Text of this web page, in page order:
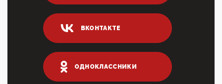
ИНН для переводов по СБП это первый шаг из
логических двухЗаполнение ИНН при любых
переводах по ...
03:35, 10 Апреля 2026
Суммарное вознаграждение менеджменту в 15
крупных банках по итогам 2025 года превысило 63
млрд руб. ...
ВКОНТАКТЕ
ОДНОКЛАССНИКИ